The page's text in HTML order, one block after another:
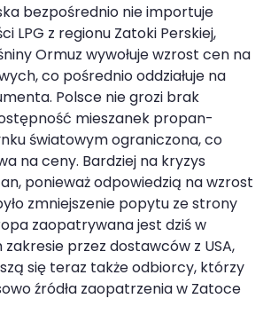
bezpośrednio nie importuje
LPG z regionu Zatoki Perskiej,
Ormuz wywołuje wzrost cen na
co pośrednio oddziałuje na
Polsce nie grozi brak
mieszanek propan-
światowym ograniczona, co
na ceny. Bardziej na kryzys
ponieważ odpowiedzią na wzrost
zmniejszenie popytu ze strony
zaopatrywana jest dziś w
przez dostawców z USA,
się teraz także odbiorcy, którzy
źródła zaopatrzenia w Zatoce